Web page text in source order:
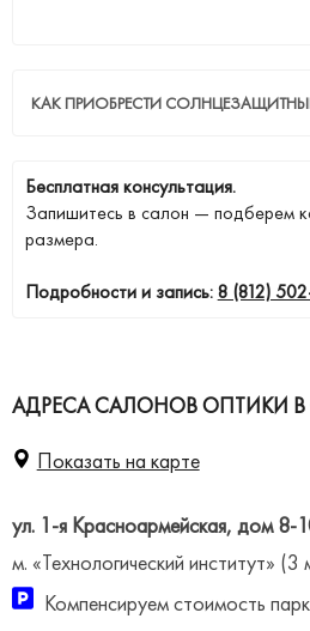
КАК ПРИОБРЕСТИ
Бесплатная консультация.
Запишитесь в салон — подберем
размера.
Подробности и запись:8 (812)
АДРЕСА САЛОНОВ ОПТИКИ В
Показать на карте
ул. 1-я Красноармейская, дом 8-
м. «Технологический институт»
Компенсируем стоимость